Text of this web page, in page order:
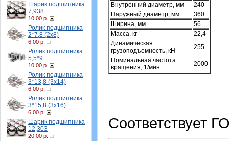
Шарик подшипника
7,938
10.00 р.
Ролик подшипника
2*7,8 (2х8)
6.00 р.
Ролик подшипника
5,5*9
10.00 р.
Ролик подшипника
3*13,8 (3х14)
6.00 р.
Ролик подшипника
3*15,8 (3х16)
6.00 р.
Шарик подшипника
12,303
20.00 р.
Внутренний диаметр, мм
240
Наружный диаметр, мм
360
Ширина, мм
56
Масса, кг
22,4
Динамическая
грузоподъемность, кН
255
Номинальная частота
вращения, 1/мин
2000
Соответствует